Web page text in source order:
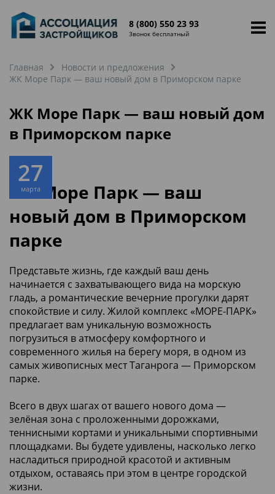
8 (800) 550 23 93
Звонок бесплатный
Главная
Новости и предложения
ЖК Море Парк — ваш новый дом в Приморском парке
ЖК Море Парк — ваш новый дом
в Приморском парке
27
марта
ЖК Море Парк — ваш
новый дом в Приморском
парке
Представьте жизнь, где каждый ваш день
начинается с захватывающего вида на морскую
гладь, а романтические вечерние прогулки дарят
спокойствие и силу. Жилой комплекс «МОРЕ-ПАРК»
предлагает вам уникальную возможность
погрузиться в атмосферу комфортного и
современного жилья на берегу моря, в одном из
самых живописных мест Таганрога — Приморском
парке.
Всего в двух шагах от вашего нового дома —
зелёная зона с проложенными дорожками,
теннисными кортами и уникальными спортивными
площадками. Вы будете удивлены, насколько легко
насладиться природной красотой и активным
отдыхом, оставаясь при этом в центре городской
жизни.